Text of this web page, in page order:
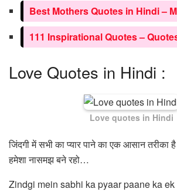
Best Mothers Quotes in Hindi –
111 Inspirational Quotes –
Love Quotes in Hindi :
Love quotes in Hindi
जिंदगी में सभी का प्यार पाने का एक आसान तरीका है
हमेशा नासमझ बने रहो…
Zindgi mein sabhi ka pyaar paane ka